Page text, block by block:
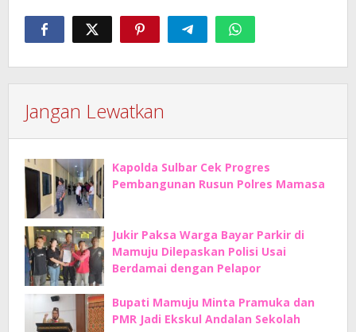
Jangan Lewatkan
Kapolda Sulbar Cek Progres
Pembangunan Rusun Polres Mamasa
Jukir Paksa Warga Bayar Parkir di
Mamuju Dilepaskan Polisi Usai
Berdamai dengan Pelapor
Bupati Mamuju Minta Pramuka dan
PMR Jadi Ekskul Andalan Sekolah